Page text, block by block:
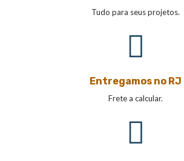
Tudo para seus projetos.
Entregamos no RJ
Frete a calcular.